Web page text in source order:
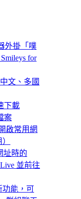
外掛「噗
for
文、多國
下載
案
啟常用網
址時的
並前往
功能，可